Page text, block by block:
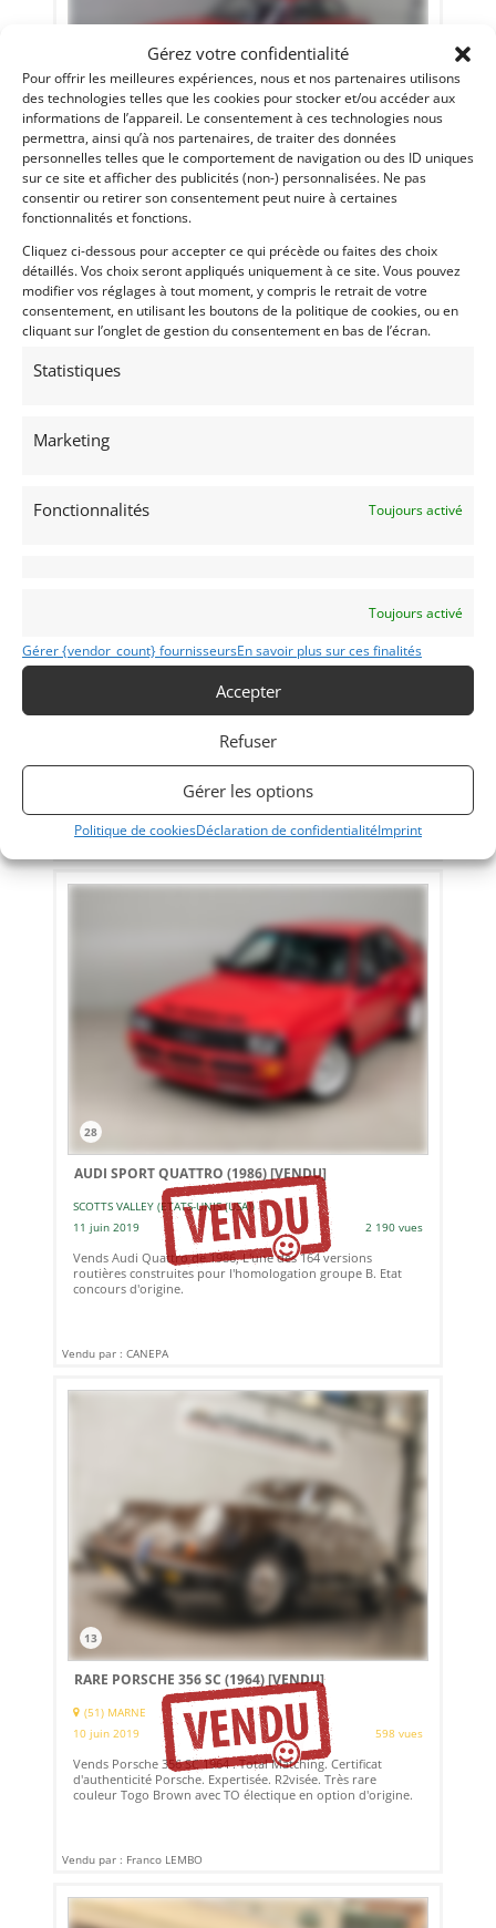
Gérez votre confidentialité
Pour offrir les meilleures expériences, nous et nos partenaires utilisons
des technologies telles que les cookies pour stocker et/ou accéder aux
informations de l’appareil. Le consentement à ces technologies nous
permettra, ainsi qu’à nos partenaires, de traiter des données
personnelles telles que le comportement de navigation ou des ID uniques
sur ce site et afficher des publicités (non-) personnalisées. Ne pas
consentir ou retirer son consentement peut nuire à certaines
fonctionnalités et fonctions.
Cliquez ci-dessous pour accepter ce qui précède ou faites des choix
détaillés. Vos choix seront appliqués uniquement à ce site. Vous pouvez
modifier vos réglages à tout moment, y compris le retrait de votre
consentement, en utilisant les boutons de la politique de cookies, ou en
cliquant sur l’onglet de gestion du consentement en bas de l’écran.
Statistiques
Marketing
Fonctionnalités Toujours activé
Toujours activé
Gérer {vendor_count} fournisseursEn savoir plus sur ces finalités
Accepter
Refuser
Gérer les options
Politique de cookiesDéclaration de confidentialitéImprint
22
ALFA ROMÉO BERTONE 2000 GT VELOCE (1975)
[VENDU]
RDEIMS (FRANCE)
Vends Alfa Romeo Bertone 2000 gt veloce 1975.
Parfaitement entretenue. Mécanique refaite à neuf.
Matching numbers. Expertisée. CGN
Vendu par : Franco LEMBO
PORSCHE 918 SPYDER (2015)[VENDU]
SCOTTS VALLEY (ETATS-UNIS (USA))
11 juin 2019
2 516 vues
Vends Porsche 918 Spyder. Lune des rares équipée du pack
Weissach. Première main. A peine plus de 1000 Km au
compteur. Concours condition !
28
AUDI SPORT QUATTRO (1986)[VENDU]
SCOTTS VALLEY (ETATS-UNIS (USA))
11 juin 2019
2 190 vues
Vends Audi Quattro de 1986, L'une des 164 versions
routières construites pour l'homologation groupe B. Etat
concours d'origine.
Vendu par : CANEPA
13
RARE PORSCHE 356 SC (1964)[VENDU]
(51) MARNE
10 juin 2019
598 vues
Vends Porsche 356 SC 1964 . Total Matching. Certificat
d'authenticité Porsche. Expertisée. R2visée. Très rare
couleur Togo Brown avec TO électique en option d'origine.
Vendu par : Franco LEMBO